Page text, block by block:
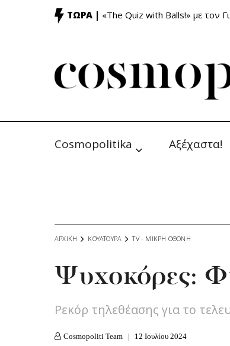
ΤΩΡΑ | «The Quiz with Balls!» με τον
Cosmopolitika Αξέχαστα!
ΑΡΧΙΚΗ ΚΟΥΛΤΟΥΡΑ TV - MΙΚΡΗ ΟΘΟΝΗ
Ψυχοκόρες:
Ρεκόρ τηλεθέασης για το
Cosmopoliti Team 12 Ιουλίου 2024